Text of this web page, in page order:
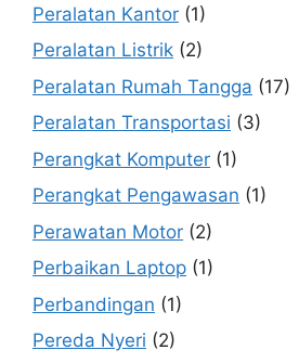
Peralatan Kantor (1)
Peralatan Listrik (2)
Peralatan Rumah Tangga (17)
Peralatan Transportasi (3)
Perangkat Komputer (1)
Perangkat Pengawasan (1)
Perawatan Motor (2)
Perbaikan Laptop (1)
Perbandingan (1)
Pereda Nyeri (2)